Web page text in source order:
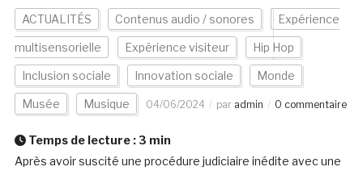
ACTUALITÉS Contenus audio / sonores Expérience
multisensorielle Expérience visiteur Hip Hop
Inclusion sociale Innovation sociale Monde
Musée Musique 04/06/2024 par admin 0 commentaire
Temps de lecture : 3 min
Après avoir suscité une procédure judiciaire inédite avec une